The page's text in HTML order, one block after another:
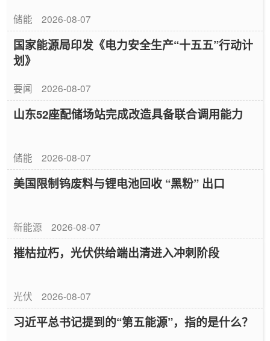
储能 2026-08-07
国家能源局印发《电力安全生产“十五五”行动计
划》
要闻 2026-08-07
山东52座配储场站完成改造具备联合调用能力
储能 2026-08-07
美国限制钨废料与锂电池回收 “黑粉” 出口
新能源 2026-08-07
摧枯拉朽，光伏供给端出清进入冲刺阶段
光伏 2026-08-07
习近平总书记提到的“第五能源”，指的是什么？